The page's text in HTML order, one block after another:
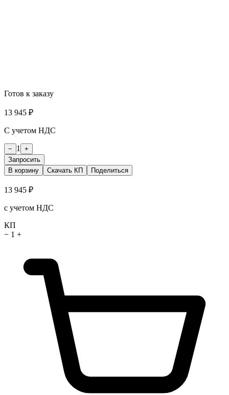
Готов к заказу
13 945 ₽
С учетом НДС
− 1
+
Запросить
В корзину
Скачать КП Поделиться
13 945 ₽
с учетом НДС
КП
− 1 +